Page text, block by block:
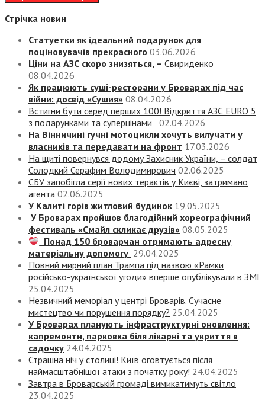
Стрічка новин
Статуетки як ідеальний подарунок для
поціновувачів прекрасного 03.06.2026
Ціни на АЗС скоро знизяться, – Свириденко
08.04.2026
Як працюють суші-ресторани у Броварах під час
війни: досвід «Сушия» 08.04.2026
Встигни бути серед перших 100! Відкриття АЗС EURO 5
з подарунками та суперцінами
02.04.2026
На Вінничині гучні мотоцикли хочуть вилучати у
власників та передавати на фронт 17.03.2026
На щиті повернувся додому Захисник України, – солдат
Солодкий Серафим Володимирович 02.06.2025
СБУ запобігла серії нових терактів у Києві, затримано
агента 02.06.2025
У Калиті горів житловий будинок 19.05.2025
У Броварах пройшов благодійний хореографічний
фестиваль «Смайл скликає друзів» 08.05.2025
Понад 150 броварчан отримають адресну
матеріальну допомогу 29.04.2025
Повний мирний план Трампа під назвою «‎Рамки
російсько-української угоди» вперше опублікували в ЗМІ
25.04.2025
Незвичний меморіал у центрі Броварів. Сучасне
мистецтво чи порушення порядку? 25.04.2025
У Броварах планують інфраструктурні оновлення:
капремонти, парковка біля лікарні та укриття в
садочку 24.04.2025
Страшна ніч у столиці! Київ оговтується після
наймасштабнішої атаки з початку року! 24.04.2025
Завтра в Броварській громаді вимикатимуть світло
23.04.2025